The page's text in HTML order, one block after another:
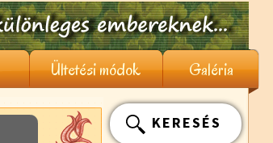
Ültetési módok Galéria
KERESÉS